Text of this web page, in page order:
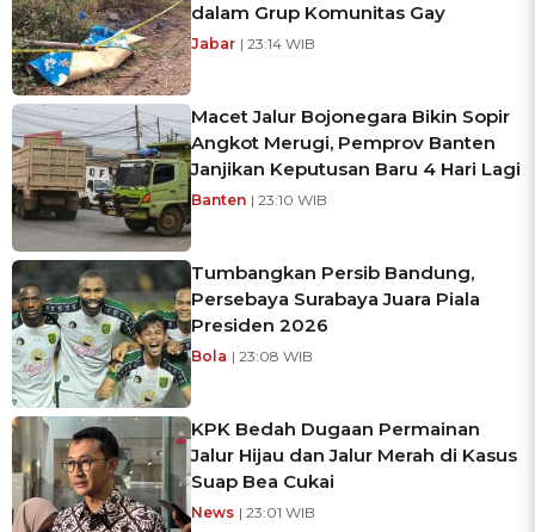
dalam Grup Komunitas Gay
Jabar | 23:14 WIB
Macet Jalur Bojonegara Bikin Sopir
Angkot Merugi, Pemprov Banten
Janjikan Keputusan Baru 4 Hari Lagi
Banten | 23:10 WIB
Tumbangkan Persib Bandung,
Persebaya Surabaya Juara Piala
Presiden 2026
Bola | 23:08 WIB
KPK Bedah Dugaan Permainan
Jalur Hijau dan Jalur Merah di Kasus
Suap Bea Cukai
News | 23:01 WIB